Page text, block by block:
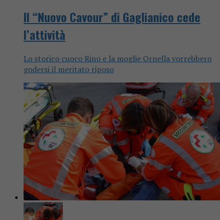
Il “Nuovo Cavour” di Gaglianico cede
l’attività
Lo storico cuoco Rino e la moglie Ornella vorrebbero
godersi il meritato riposo